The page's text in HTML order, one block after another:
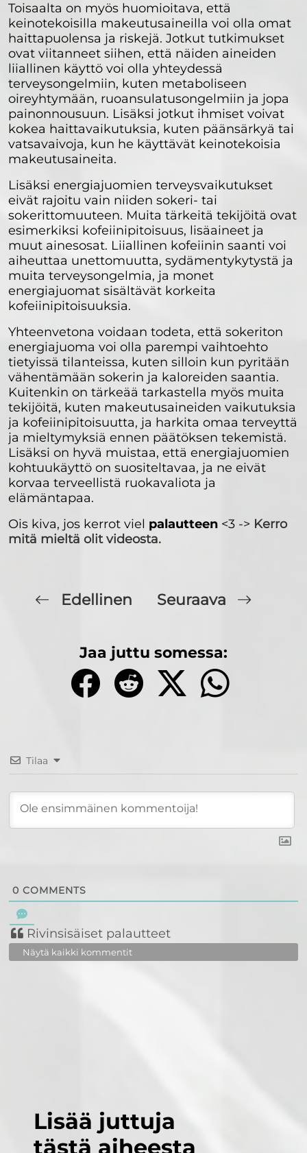
Toisaalta on myös huomioitava, että
keinotekoisilla makeutusaineilla voi olla omat
haittapuolensa ja riskejä. Jotkut tutkimukset
ovat viitanneet siihen, että näiden aineiden
liiallinen käyttö voi olla yhteydessä
terveysongelmiin, kuten metaboliseen
oireyhtymään, ruoansulatusongelmiin ja jopa
painonnousuun. Lisäksi jotkut ihmiset voivat
kokea haittavaikutuksia, kuten päänsärkyä tai
vatsavaivoja, kun he käyttävät keinotekoisia
makeutusaineita.
Lisäksi energiajuomien terveysvaikutukset
eivät rajoitu vain niiden sokeri- tai
sokerittomuuteen. Muita tärkeitä tekijöitä ovat
esimerkiksi kofeiinipitoisuus, lisäaineet ja
muut ainesosat. Liiallinen kofeiinin saanti voi
aiheuttaa unettomuutta, sydämentykytystä ja
muita terveysongelmia, ja monet
energiajuomat sisältävät korkeita
kofeiinipitoisuuksia.
Yhteenvetona voidaan todeta, että sokeriton
energiajuoma voi olla parempi vaihtoehto
tietyissä tilanteissa, kuten silloin kun pyritään
vähentämään sokerin ja kaloreiden saantia.
Kuitenkin on tärkeää tarkastella myös muita
tekijöitä, kuten makeutusaineiden vaikutuksia
ja kofeiinipitoisuutta, ja harkita omaa terveyttä
ja mieltymyksiä ennen päätöksen tekemistä.
Lisäksi on hyvä muistaa, että energiajuomien
kohtuukäyttö on suositeltavaa, ja ne eivät
korvaa terveellistä ruokavaliota ja
elämäntapaa.
Ois kiva, jos kerrot viel palautteen <3 -> Kerro
mitä mieltä olit videosta.
Edellinen Seuraava
Jaa juttu somessa:
Tilaa
0 COMMENTS
Rivinsisäiset palautteet
Näytä kaikki kommentit
Lisää juttuja
tästä aiheesta